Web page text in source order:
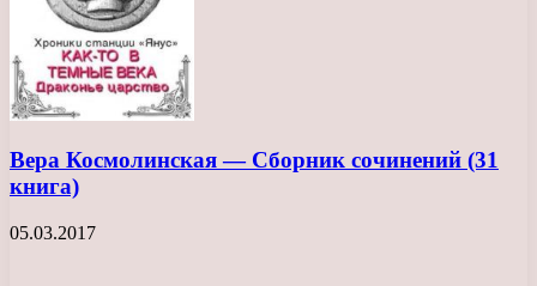
Вера Космолинская — Сборник сочинений (31
книга)
05.03.2017